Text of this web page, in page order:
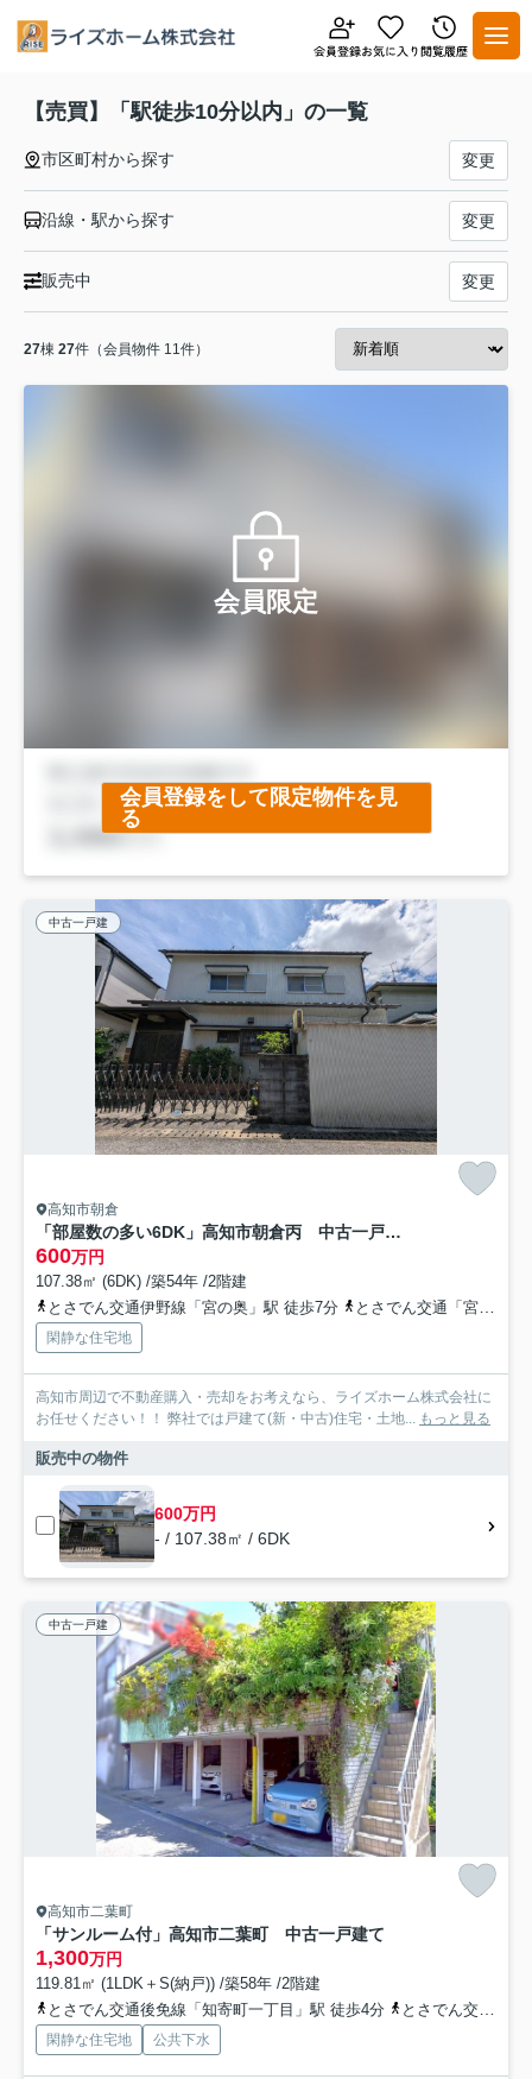
【売買】「駅徒歩10分以内」の一覧
市区町村から探す 変更
沿線・駅から探す 変更
販売中 変更
27棟 27件（会員物件 11件）
会員限定
会員登録をして限定物件を見
る
中古一戸建
高知市朝倉
「部屋数の多い6DK」高知市朝倉丙 中古一戸建て
600万円
107.38㎡ (6DK) /築54年 /2階建
とさでん交通伊野線「宮の奥」駅 徒歩7分
とさでん交通「宮の奥（バス）」バス停下車 徒歩6分
閑静な住宅地
高知市周辺で不動産購入・売却をお考えなら、ライズホーム株式会社に
お任せください！！ 弊社では戸建て(新・中古)住宅・土地... もっと見る
販売中の物件
600万円
- / 107.38㎡ / 6DK
中古一戸建
高知市二葉町
「サンルーム付」高知市二葉町 中古一戸建て
1,300万円
119.81㎡ (1LDK＋S(納戸)) /築58年 /2階建
とさでん交通後免線「知寄町一丁目」駅 徒歩4分
とさでん交通「宝永町（バス）」バス停下車 徒歩4分
閑静な住宅地 公共下水